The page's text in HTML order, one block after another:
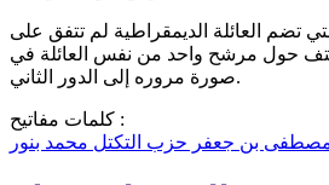
تضم العائلة الديمقراطية لم تتفق على
حول مرشح واحد من نفس العائلة في
صورة مروره إلى الدور الثاني.
كلمات مفاتيح :
بن جعفر حزب التكتل محمد بنور